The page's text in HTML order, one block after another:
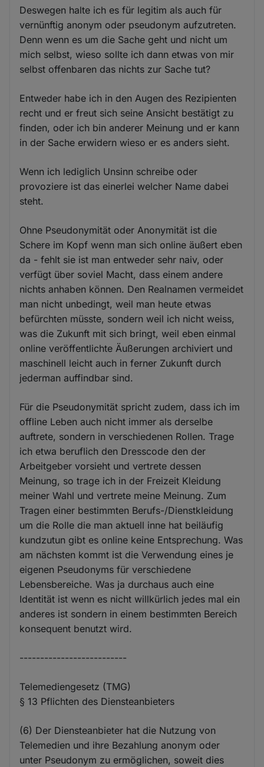
Deswegen halte ich es für legitim als auch für
vernünftig anonym oder pseudonym aufzutreten.
Denn wenn es um die Sache geht und nicht um
mich selbst, wieso sollte ich dann etwas von mir
selbst offenbaren das nichts zur Sache tut?
Entweder habe ich in den Augen des Rezipienten
recht und er freut sich seine Ansicht bestätigt zu
finden, oder ich bin anderer Meinung und er kann
in der Sache erwidern wieso er es anders sieht.
Wenn ich lediglich Unsinn schreibe oder
provoziere ist das einerlei welcher Name dabei
steht.
Ohne Pseudonymität oder Anonymität ist die
Schere im Kopf wenn man sich online äußert eben
da - fehlt sie ist man entweder sehr naiv, oder
verfügt über soviel Macht, dass einem andere
nichts anhaben können. Den Realnamen vermeidet
man nicht unbedingt, weil man heute etwas
befürchten müsste, sondern weil ich nicht weiss,
was die Zukunft mit sich bringt, weil eben einmal
online veröffentlichte Äußerungen archiviert und
maschinell leicht auch in ferner Zukunft durch
jederman auffindbar sind.
Für die Pseudonymität spricht zudem, dass ich im
offline Leben auch nicht immer als derselbe
auftrete, sondern in verschiedenen Rollen. Trage
ich etwa beruflich den Dresscode den der
Arbeitgeber vorsieht und vertrete dessen
Meinung, so trage ich in der Freizeit Kleidung
meiner Wahl und vertrete meine Meinung. Zum
Tragen einer bestimmten Berufs-/Dienstkleidung
um die Rolle die man aktuell inne hat beiläufig
kundzutun gibt es online keine Entsprechung. Was
am nächsten kommt ist die Verwendung eines je
eigenen Pseudonyms für verschiedene
Lebensbereiche. Was ja durchaus auch eine
Identität ist wenn es nicht willkürlich jedes mal ein
anderes ist sondern in einem bestimmten Bereich
konsequent benutzt wird.
--------------------------
Telemediengesetz (TMG)
§ 13 Pflichten des Diensteanbieters
(6) Der Diensteanbieter hat die Nutzung von
Telemedien und ihre Bezahlung anonym oder
unter Pseudonym zu ermöglichen, soweit dies